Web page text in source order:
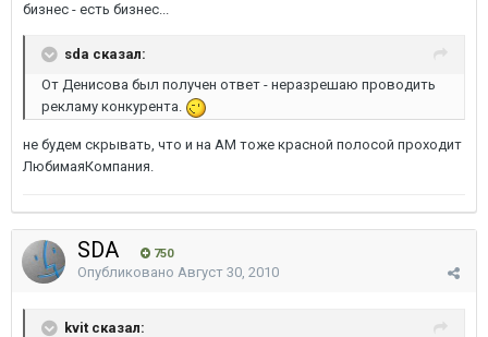
бизнес - есть бизнес...
sda сказал:
От Денисова был получен ответ - неразрешаю проводить
рекламу конкурента.
не будем скрывать, что и на АМ тоже красной полосой проходит
ЛюбимаяКомпания.
SDA 750
Опубликовано Август 30, 2010
kvit сказал: